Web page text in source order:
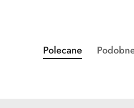
Pomiń karuzelę produktów
Produkty
o
Polecane
Produkty